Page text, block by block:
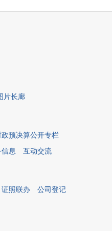
片长廊
政预决算公开专栏
息 互动交流
证照联办
公司登记